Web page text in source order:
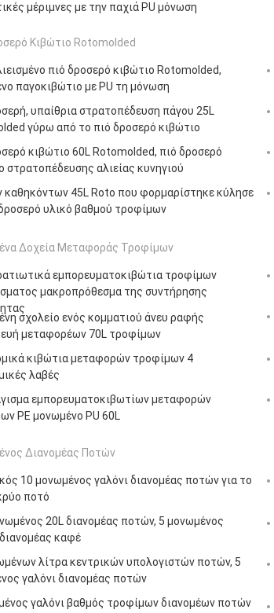
μέριμνες με την παχιά PU μόνωση
Κιβώτιο Rotomolded
πιό δροσερό κιβώτιο Rotomolded,
παγοκιβώτιο με PU τη μόνωση
υπαίθρια στρατοπέδευση πάγου 25L
γύρω από το πιό δροσερό κιβώτιο
κιβώτιο 60L Rotomolded, πιό δροσερό
στρατοπέδευσης αλιείας κυνηγιού
καθηκόντων 45L Roto που φορμαρίστηκε κύλησε
υλικό βαθμού τροφίμων
Δοχεία Μεταφοράς Τροφίμων
εμπορευματοκιβώτια τροφίμων
μακροπρόθεσμα της συντήρησης
σχολείο ενός κομματιού άνευ ραφής
μεταφορέων 70L τροφίμων
κιβώτια μεταφορών τροφίμων 4
λαβές
εμπορευματοκιβωτίων μεταφορών
PE μονωμένο PU 60L
Διανομέας Ποτών
10 μονωμένος γαλόνι διανομέας ποτών για το
ποτό
20L διανομέας ποτών, 5 μονωμένος
καφέ
λίτρα κεντρικών υπολογιστών ποτών, 5
γαλόνι διανομέας ποτών
γαλόνι βαθμός τροφίμων διανομέων ποτών